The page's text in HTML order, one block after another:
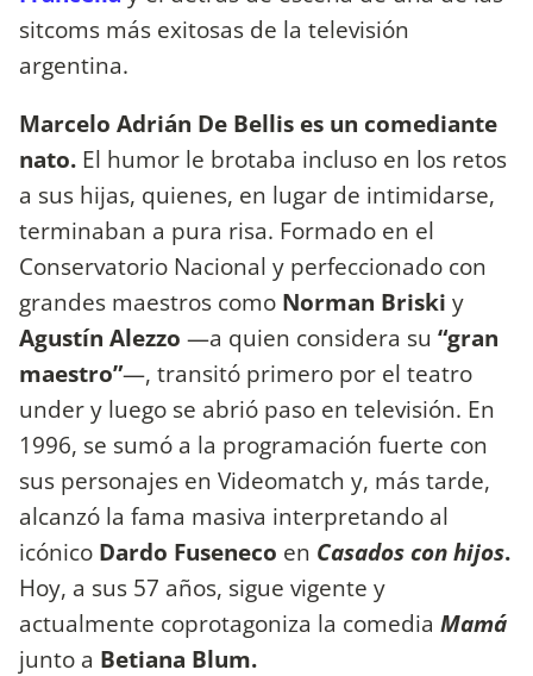
sitcoms más exitosas de la televisión
argentina.
Marcelo Adrián De Bellis es un comediante
nato. El humor le brotaba incluso en los retos
a sus hijas, quienes, en lugar de intimidarse,
terminaban a pura risa. Formado en el
Conservatorio Nacional y perfeccionado con
grandes maestros como Norman Briski y
Agustín Alezzo —a quien considera su “gran
maestro”—, transitó primero por el teatro
under y luego se abrió paso en televisión. En
1996, se sumó a la programación fuerte con
sus personajes en Videomatch y, más tarde,
alcanzó la fama masiva interpretando al
icónico Dardo Fuseneco en Casados con hijos.
Hoy, a sus 57 años, sigue vigente y
actualmente coprotagoniza la comedia Mamá
junto a Betiana Blum.